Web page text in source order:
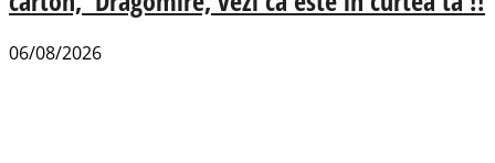
06/08/2026